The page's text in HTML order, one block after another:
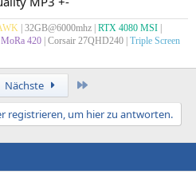
| 32GB@6000mhz | RTX 4080 MSI |
MoRa 420 | Corsair 27QHD240 | Triple Screen
Nächste
registrieren, um hier zu antworten.